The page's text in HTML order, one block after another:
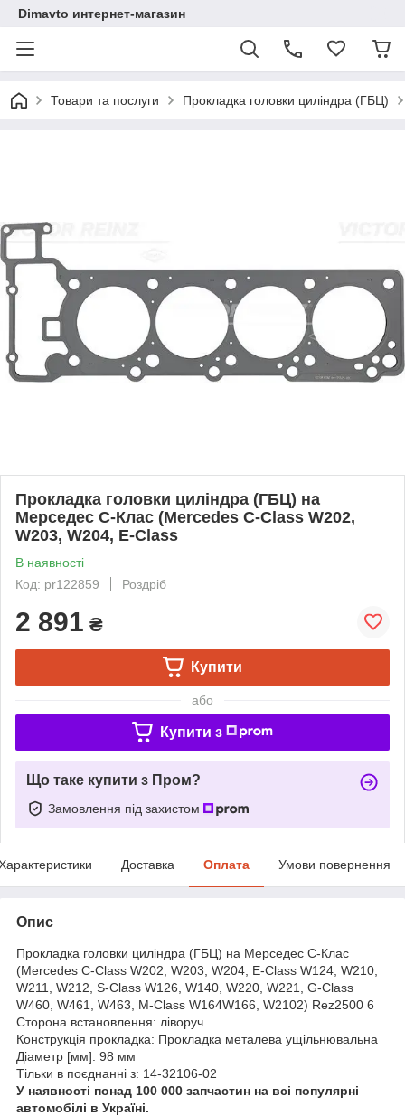
Dimavto интернет-магазин
Товари та послуги Прокладка головки циліндра (ГБЦ)
Прокладка головки циліндра (ГБЦ) на
Мерседес C-Клас (Mercedes C-Class W202,
W203, W204, E-Class
В наявності
Код: pr122859
Роздріб
2 891 ₴
Купити
або
Купити з
Що таке купити з Пром?
Замовлення під захистом
Доставка Оплата Умови повернення
Опис
Прокладка головки циліндра (ГБЦ) на Мерседес C-Клас
(Mercedes C-Class W202, W203, W204, E-Class W124, W210,
W211, W212, S-Class W126, W140, W220, W221, G-Class
W460, W461, W463, M-Class W164W166, W2102) Rez2500 6
Сторона встановлення: ліворуч
Конструкція прокладка: Прокладка металева ущільнювальна
Діаметр [мм]: 98 мм
Тільки в поєднанні з: 14-32106-02
У наявності понад 100 000 запчастин на всі популярні
автомобілі в Україні.